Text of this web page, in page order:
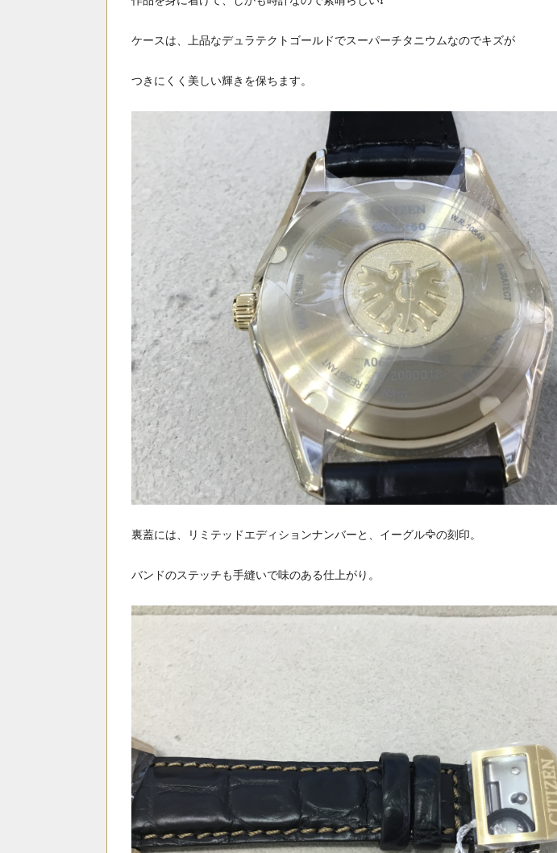
ケースは、上品なデュラテクトゴールドでスーパーチタニウムなのでキズが
つきにくく美しい輝きを保ちます。
裏蓋には、リミテッドエディションナンバーと、イーグル🦅の刻印。
バンドのステッチも手縫いで味のある仕上がり。